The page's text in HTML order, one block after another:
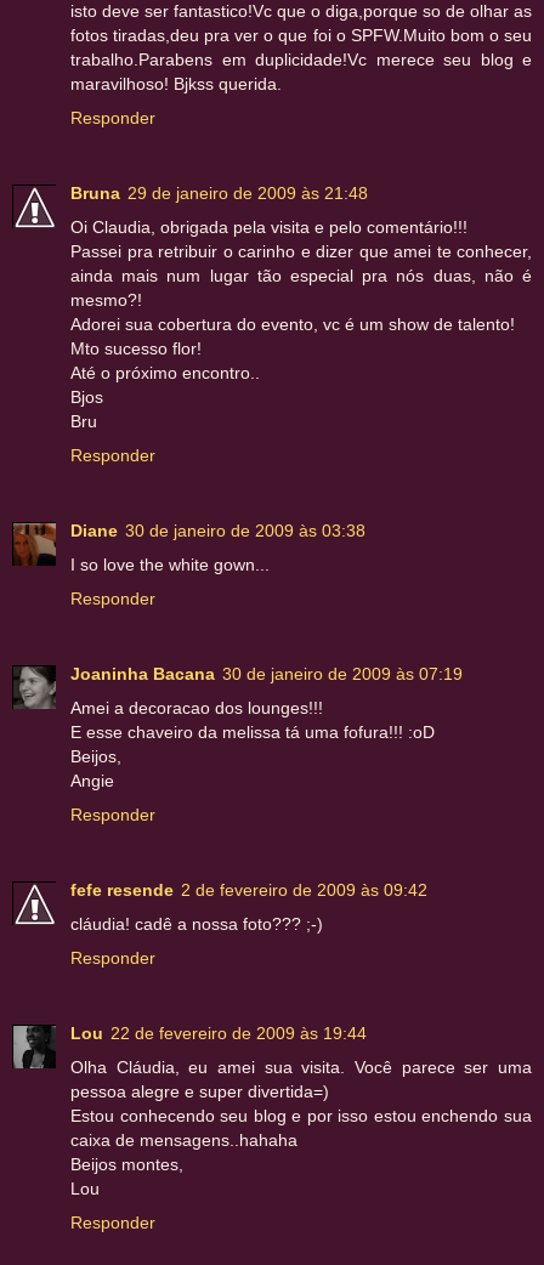
isto deve ser fantastico!Vc que o diga,porque so de olhar as
fotos tiradas,deu pra ver o que foi o SPFW.Muito bom o seu
trabalho.Parabens em duplicidade!Vc merece seu blog e
maravilhoso! Bjkss querida.
Responder
Bruna 29 de janeiro de 2009 às 21:48
Oi Claudia, obrigada pela visita e pelo comentário!!!
Passei pra retribuir o carinho e dizer que amei te conhecer,
ainda mais num lugar tão especial pra nós duas, não é
mesmo?!
Adorei sua cobertura do evento, vc é um show de talento!
Mto sucesso flor!
Até o próximo encontro..
Bjos
Bru
Responder
Diane 30 de janeiro de 2009 às 03:38
I so love the white gown...
Responder
Joaninha Bacana 30 de janeiro de 2009 às 07:19
Amei a decoracao dos lounges!!!
E esse chaveiro da melissa tá uma fofura!!! :oD
Beijos,
Angie
Responder
fefe resende 2 de fevereiro de 2009 às 09:42
cláudia! cadê a nossa foto??? ;-)
Responder
Lou 22 de fevereiro de 2009 às 19:44
Olha Cláudia, eu amei sua visita. Você parece ser uma
pessoa alegre e super divertida=)
Estou conhecendo seu blog e por isso estou enchendo sua
caixa de mensagens..hahaha
Beijos montes,
Lou
Responder